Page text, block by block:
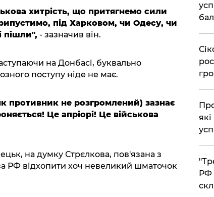
хитрість, що притягнемо сили
під Харковом, чи Одесу, чи
пішли", - зазначив він.
на Донбасі, буквально
поступу ніде не має.
противник не розгромлений) зазнає
Це апріорі! Це військова
на думку Стрєлкова, пов'язана з
РФ відхопити хоч невеликий шматочок
РФ